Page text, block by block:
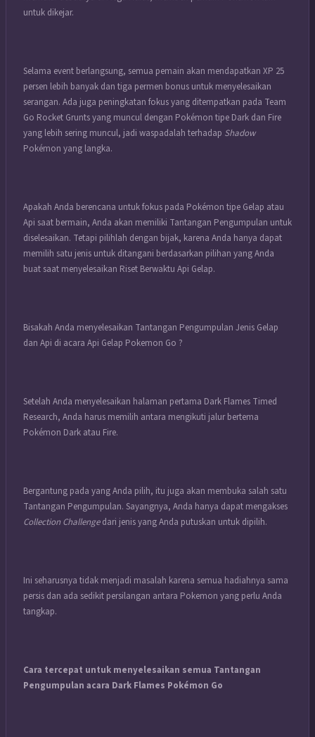
untuk dikejar.
Selama event berlangsung, semua pemain akan mendapatkan XP 25
persen lebih banyak dan tiga permen bonus untuk menyelesaikan
serangan. Ada juga peningkatan fokus yang ditempatkan pada Team
Go Rocket Grunts yang muncul dengan Pokémon tipe Dark dan Fire
yang lebih sering muncul, jadi waspadalah terhadap Shadow
Pokémon yang langka.
Apakah Anda berencana untuk fokus pada Pokémon tipe Gelap atau
Api saat bermain, Anda akan memiliki Tantangan Pengumpulan untuk
diselesaikan. Tetapi pilihlah dengan bijak, karena Anda hanya dapat
memilih satu jenis untuk ditangani berdasarkan pilihan yang Anda
buat saat menyelesaikan Riset Berwaktu Api Gelap.
Bisakah Anda menyelesaikan Tantangan Pengumpulan Jenis Gelap
dan Api di acara Api Gelap Pokemon Go ?
Setelah Anda menyelesaikan halaman pertama Dark Flames Timed
Research, Anda harus memilih antara mengikuti jalur bertema
Pokémon Dark atau Fire.
Bergantung pada yang Anda pilih, itu juga akan membuka salah satu
Tantangan Pengumpulan. Sayangnya, Anda hanya dapat mengakses
Collection Challengedari jenis yang Anda putuskan untuk dipilih.
Ini seharusnya tidak menjadi masalah karena semua hadiahnya sama
persis dan ada sedikit persilangan antara Pokemon yang perlu Anda
tangkap.
Cara tercepat untuk menyelesaikan semua Tantangan
Pengumpulan acara Dark Flames Pokémon Go